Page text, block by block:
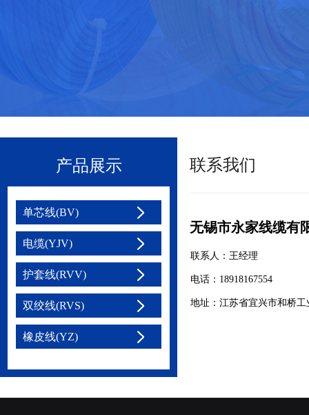
产品展示
单芯线(BV)
电缆(YJV)
护套线(RVV)
双绞线(RVS)
橡皮线(YZ)
联系我们
无锡市永家线缆有
联系人：王经理
电话：18918167554
地址：江苏省宜兴市和桥